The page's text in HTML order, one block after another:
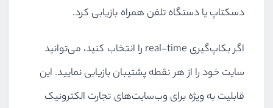
دسکتاپ یا دستگاه تلفن همراه بازیابی کرد.
اگر بکاپ‌گیری real-time را انتخاب کنید، می‌توانید
سایت خود را از هر نقطه پشتیبان بازیابی نمایید. این
قابلیت به ویژه برای وب‌سایت‌های تجارت الکترونیک